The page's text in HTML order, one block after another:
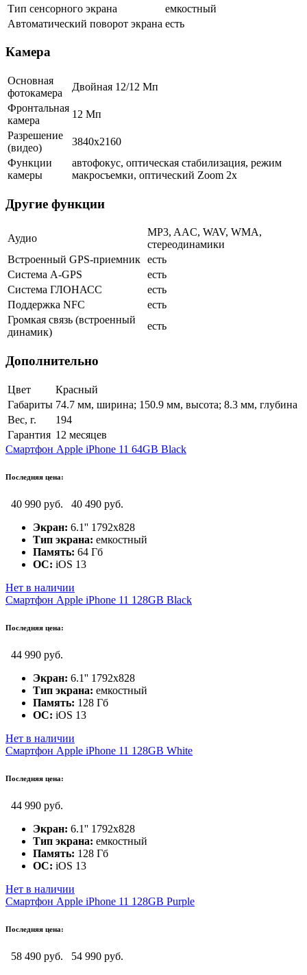
Тип сенсорного экрана
емкостный
Автоматический поворот экрана есть
Камера
Основная
фотокамера
Двойная 12/12 Мп
Фронтальная
камера
12 Мп
Разрешение
(видео)
3840x2160
Функции
камеры
автофокус, оптическая стабилизация, режим
макросъемки, оптический Zoom 2x
Другие функции
Аудио
MP3, AAC, WAV, WMA,
стереодинамики
Встроенный GPS-приемник есть
Cистема A-GPS
есть
Система ГЛОНАСС
есть
Поддержка NFC
есть
Громкая связь (встроенный
динамик)
есть
Дополнительно
Цвет
Красный
Габариты 74.7 мм, ширина; 150.9 мм, высота; 8.3 мм, глубина
Вес, г.
194
Гарантия 12 месяцев
Смартфон Apple iPhone 11 64GB Black
Последняя цена:
40 990 руб.
40 490 руб.
Экран: 6.1'' 1792x828
Тип экрана: емкостный
Память: 64 Гб
ОС: iOS 13
Нет в наличии
Смартфон Apple iPhone 11 128GB Black
Последняя цена:
44 990 руб.
Экран: 6.1'' 1792x828
Тип экрана: емкостный
Память: 128 Гб
ОС: iOS 13
Нет в наличии
Смартфон Apple iPhone 11 128GB White
Последняя цена:
44 990 руб.
Экран: 6.1'' 1792x828
Тип экрана: емкостный
Память: 128 Гб
ОС: iOS 13
Нет в наличии
Смартфон Apple iPhone 11 128GB Purple
Последняя цена:
58 490 руб.
54 990 руб.